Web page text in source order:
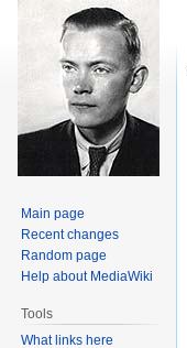
Main page
Recent changes
Random page
Help about MediaWiki
Tools
What links here